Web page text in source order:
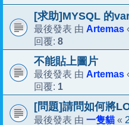
[求助]MYSQL 的
最後發表 由 Artemas
回覆: 8
不能貼上圖片
最後發表 由 Artemas
回覆: 1
[問題]請問如何將
最後發表 由 一隻貓 «